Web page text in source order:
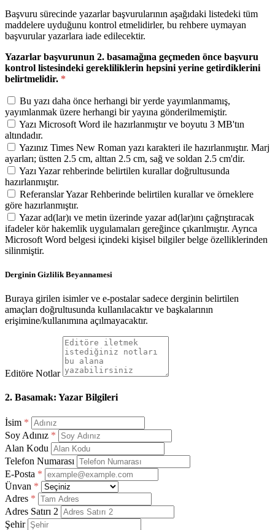
Başvuru sürecinde yazarlar başvurularının aşağıdaki listedeki tüm
maddelere uyduğunu kontrol etmelidirler, bu rehbere uymayan
başvurular yazarlara iade edilecektir.
Yazarlar başvurunun 2. basamağına geçmeden önce başvuru
kontrol listesindeki gerekliliklerin hepsini yerine getirdiklerini
belirtmelidir. *
Bu yazı daha önce herhangi bir yerde yayımlanmamış,
yayımlanmak üzere herhangi bir yayına gönderilmemiştir.
Yazı Microsoft Word ile hazırlanmıştır ve boyutu 3 MB'tın
altındadır.
Yazınız Times New Roman yazı karakteri ile hazırlanmıştır. Marj
ayarları; üstten 2.5 cm, alttan 2.5 cm, sağ ve soldan 2.5 cm'dir.
Yazı Yazar rehberinde belirtilen kurallar doğrultusunda
hazırlanmıştır.
Referanslar Yazar Rehberinde belirtilen kurallar ve örneklere
göre hazırlanmıştır.
Yazar ad(lar)ı ve metin üzerinde yazar ad(lar)ını çağrıştıracak
ifadeler kör hakemlik uygulamaları gereğince çıkarılmıştır. Ayrıca
Microsoft Word belgesi içindeki kişisel bilgiler belge özelliklerinden
silinmiştir.
Derginin Gizlilik Beyannamesi
Buraya girilen isimler ve e-postalar sadece derginin belirtilen
amaçları doğrultusunda kullanılacaktır ve başkalarının
erişimine/kullanımına açılmayacaktır.
Editöre Notlar
2. Basamak: Yazar Bilgileri
İsim *
Soy Adınız *
Alan Kodu
Telefon Numarası
E-Posta *
Ünvan *
Adres *
Adres Satırı 2
Şehir